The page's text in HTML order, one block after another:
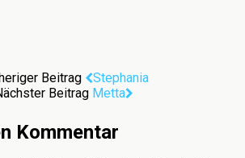
Beitrag
Stephania
Beitrag Metta
Kommentar